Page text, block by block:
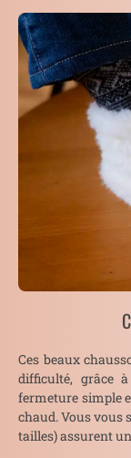
Ces beaux
difficulté, grâce
fermeture simple
chaud. Vous vous
tailles) assurent